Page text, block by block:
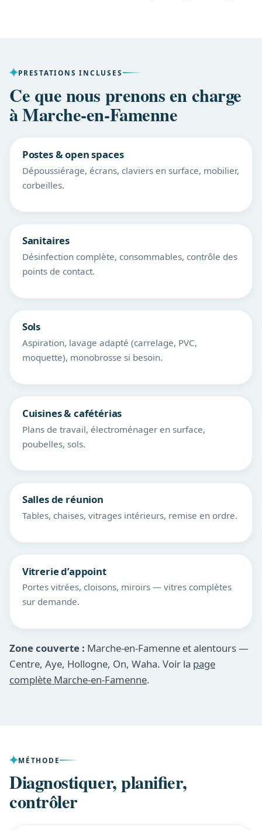
PRESTATIONS INCLUSES
Ce que nous prenons en charge
à Marche-en-Famenne
Postes & open spaces
Dépoussiérage, écrans, claviers en surface, mobilier,
corbeilles.
Sanitaires
Désinfection complète, consommables, contrôle des
points de contact.
Sols
Aspiration, lavage adapté (carrelage, PVC,
moquette), monobrosse si besoin.
Cuisines & cafétérias
Plans de travail, électroménager en surface,
poubelles, sols.
Salles de réunion
Tables, chaises, vitrages intérieurs, remise en ordre.
Vitrerie d’appoint
Portes vitrées, cloisons, miroirs — vitres complètes
sur demande.
Zone couverte : Marche-en-Famenne et alentours —
Centre, Aye, Hollogne, On, Waha. Voir la page
complète Marche-en-Famenne.
MÉTHODE
Diagnostiquer, planifier,
contrôler